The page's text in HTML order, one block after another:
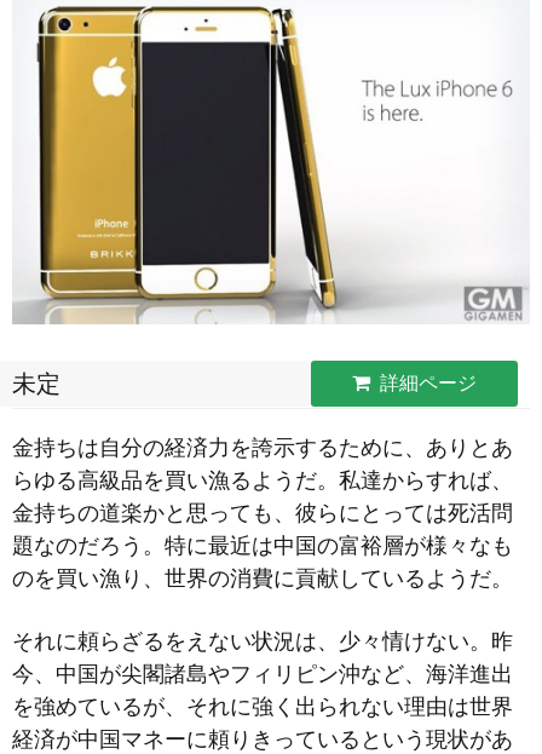
未定 詳細ページ
金持ちは自分の経済力を誇示するために、ありとあ
らゆる高級品を買い漁るようだ。私達からすれば、
金持ちの道楽かと思っても、彼らにとっては死活問
題なのだろう。特に最近は中国の富裕層が様々なも
のを買い漁り、世界の消費に貢献しているようだ。
それに頼らざるをえない状況は、少々情けない。昨
今、中国が尖閣諸島やフィリピン沖など、海洋進出
を強めているが、それに強く出られない理由は世界
経済が中国マネーに頼りきっているという現状があ